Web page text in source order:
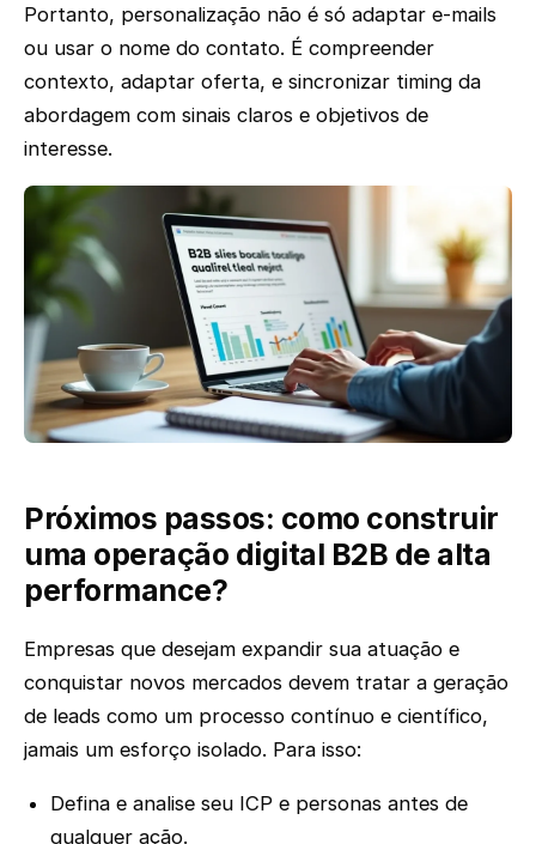
Portanto, personalização não é só adaptar e-mails
ou usar o nome do contato. É compreender
contexto, adaptar oferta, e sincronizar timing da
abordagem com sinais claros e objetivos de
interesse.
Próximos passos: como construir
uma operação digital B2B de alta
performance?
Empresas que desejam expandir sua atuação e
conquistar novos mercados devem tratar a geração
de leads como um processo contínuo e científico,
jamais um esforço isolado. Para isso:
Defina e analise seu ICP e personas antes de
qualquer ação.